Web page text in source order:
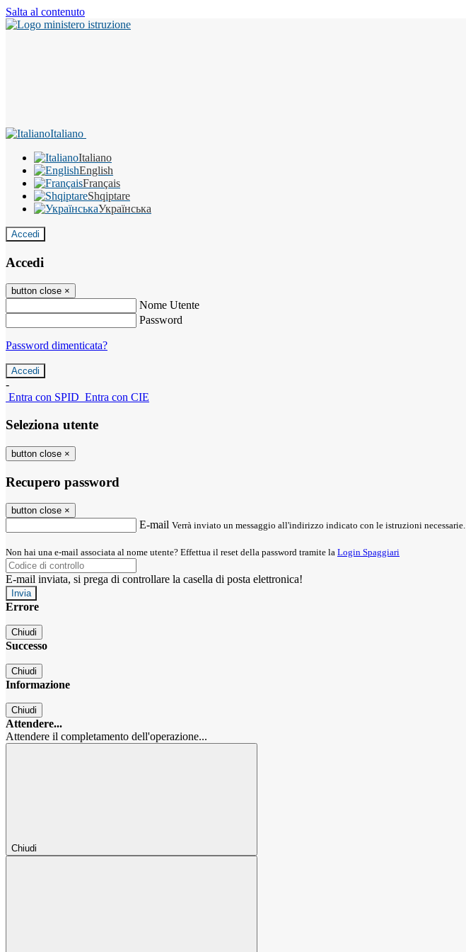
Salta al contenuto
Italiano
Italiano
English
Français
Shqiptare
Українська
Accedi
Accedi
button close ×
Nome Utente
Password
Password dimenticata?
-
Entra con SPID Entra con CIE
Seleziona utente
button close ×
Recupero password
button close ×
E-mail Verrà inviato un messaggio all'indirizzo indicato con le istruzioni necessarie.
Non hai una e-mail associata al nome utente? Effettua il reset della password tramite la Login Spaggiari
E-mail inviata, si prega di controllare la casella di posta elettronica!
Errore
Chiudi
Successo
Chiudi
Informazione
Chiudi
Attendere...
Attendere il completamento dell'operazione...
Chiudi